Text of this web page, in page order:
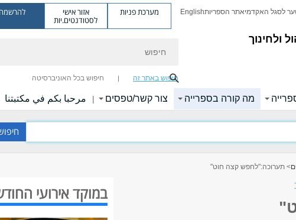
ולחינוך
לסגל האקדמיאתר הספריותEnglish מערכת פניות אזור אישי
לסטודנטים.יות
להרשמה
חיפוש באתר זה חיפוש בכל האוניברסיטה
מה קורה בספרייה צור קשר/טפסים | مرحبا بكم في مكتبتنا
> תערוכה:"לחפש קצה חוט"
במוקד אירועי